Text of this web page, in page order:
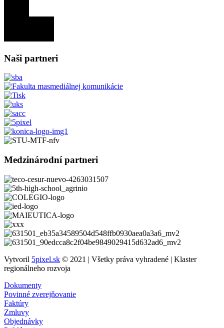
Naši partneri
Medzinárodní partneri
Vytvoril 5pixel.sk © 2021 | Všetky práva vyhradené | Klaster
regionálneho rozvoja
Dokumenty
Povinné zverejňovanie
Faktúry
Zmluvy
Objednávky